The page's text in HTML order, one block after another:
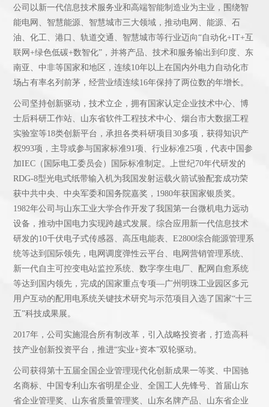
公司以新一代信息技术服务业和高端智能制造业为主业，围绕智
能电网、智慧能源、智慧城市三大领域，推动电网、能源、石
油、化工、港口、轨道交通、智慧城市等行业迈向“自动化+IT+互
联网+绿色低碳+数智化”，并将产品、技术和服务输出到印度、东
南亚、中非等国家和地区，连续10年以上在国内外电力自动化市
场占有率名列前茅，经营业绩连续16年保持了两位数的年增长。
公司坚持创新驱动，技术立企，拥有国家认定企业技术中心、博
士后科研工作站、山东省软件工程技术中心、烟台市大数据工程
实验室等18类创新平台，承担各类科研项目30多项，获得知识产
权993项，主导或参与国家标准91项、行业标准25项，代表中国参
加IEC（国际电工委员会）国际标准制定。上世纪70年代研发的
RDG-8型光电式纸带输入机为我国发射运载火箭试验配套成功荣
获中共中央、中央军委和国务院嘉奖，1980年获国家银质奖。
1982年公司与山东工业大学合作开发了我国第一台微机电力远动
设备，推动中国电力实现跨越式发展。综合应用新一代信息技术
研发的10千伏电子式传感器、高压电能表、E2800综合能源管理系
统等达到国际领先，电网调度弹性云平台、电网营销管理系统、
新一代自主可控变电站监控系统、数字孪生电厂、配网自愈系统
等达到国内领先，完成的国家重点专项—广州明珠工业园区多元
用户互动的配用电系统关键技术研究与示范项目入选了国家“十三
五”科技成果展。
2017年，公司实施混合所有制改革，引入战略投资者，打造高科
技产业创新投资平台，推进“实业+资本”双轮驱动。
公司获得第十五届全国企业管理现代化创新成果一等奖、中国驰
名商标、中国专利山东省明星企业、全国工人先锋号、首届山东
省企业管理奖、山东省质量管理奖、山东名牌产品、山东省企业